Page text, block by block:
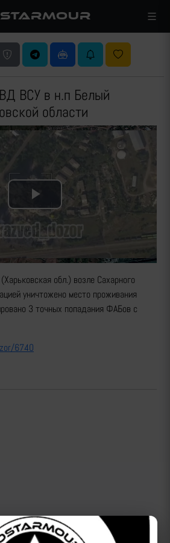
ВСУ в н.п Белый
области
Play
Video
обл.) возле Сахарного
уничтожено место проживания
3 точных попадания ФАБов с
6740